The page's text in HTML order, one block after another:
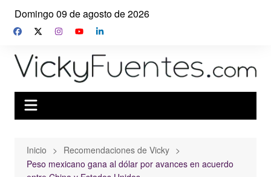
Saltar
contenido
Domingo 09 de agosto de 2026
Inicio
Recomendaciones de Vicky
Peso mexicano gana al dólar por avances en acuerdo